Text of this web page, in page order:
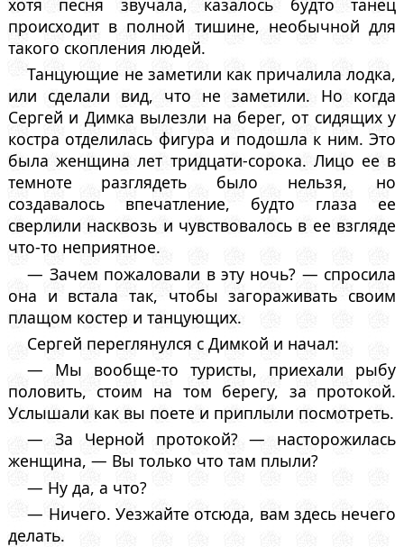
хотя песня звучала, казалось будто танец
происходит в полной тишине, необычной для
такого скопления людей.
Танцующие не заметили как причалила лодка,
или сделали вид, что не заметили. Но когда
Сергей и Димка вылезли на берег, от сидящих у
костра отделилась фигура и подошла к ним. Это
была женщина лет тридцати-сорока. Лицо ее в
темноте разглядеть было нельзя, но
создавалось впечатление, будто глаза ее
сверлили насквозь и чувствовалось в ее взгляде
что-то неприятное.
— Зачем пожаловали в эту ночь? — спросила
она и встала так, чтобы загораживать своим
плащом костер и танцующих.
Сергей переглянулся с Димкой и начал:
— Мы вообще-то туристы, приехали рыбу
половить, стоим на том берегу, за протокой.
Услышали как вы поете и приплыли посмотреть.
— За Черной протокой? — насторожилась
женщина, — Вы только что там плыли?
— Ну да, а что?
— Ничего. Уезжайте отсюда, вам здесь нечего
делать.